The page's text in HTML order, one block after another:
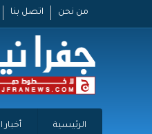
من نحن اتصل بنا
الرئيسية أخبار